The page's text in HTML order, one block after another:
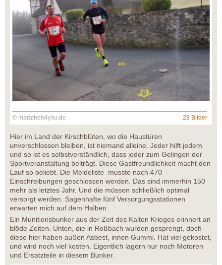
© marathon4you.de 28 Bilder
Hier im Land der Kirschblüten, wo die Haustüren
unverschlossen bleiben, ist niemand alleine. Jeder hilft jedem
und so ist es selbstverständlich, dass jeder zum Gelingen der
Sportveranstaltung beiträgt. Diese Gastfreundlichkeit macht den
Lauf so beliebt. Die Meldeliste musste nach 470
Einschreibungen geschlossen werden. Das sind immerhin 150
mehr als letztes Jahr. Und die müssen schließlich optimal
versorgt werden. Sagenhafte fünf Versorgungsstationen
erwarten mich auf dem Halben.
Ein Munitionsbunker aus der Zeit des Kalten Krieges erinnert an
blöde Zeiten. Unten, die in Roßbach wurden gesprengt, doch
diese hier haben außen Asbest, innen Gummi. Hat viel gekostet,
und wird noch viel kosten. Eigentlich lagern nur noch Motoren
und Ersatzteile in diesem Bunker.